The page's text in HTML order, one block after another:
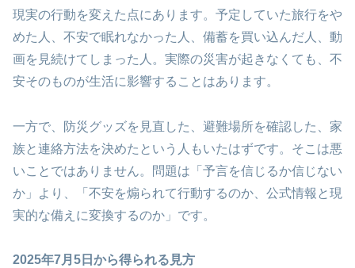
現実の行動を変えた点にあります。予定していた旅行をや
めた人、不安で眠れなかった人、備蓄を買い込んだ人、動
画を見続けてしまった人。実際の災害が起きなくても、不
安そのものが生活に影響することはあります。
一方で、防災グッズを見直した、避難場所を確認した、家
族と連絡方法を決めたという人もいたはずです。そこは悪
いことではありません。問題は「予言を信じるか信じない
か」より、「不安を煽られて行動するのか、公式情報と現
実的な備えに変換するのか」です。
2025年7月5日から得られる見方